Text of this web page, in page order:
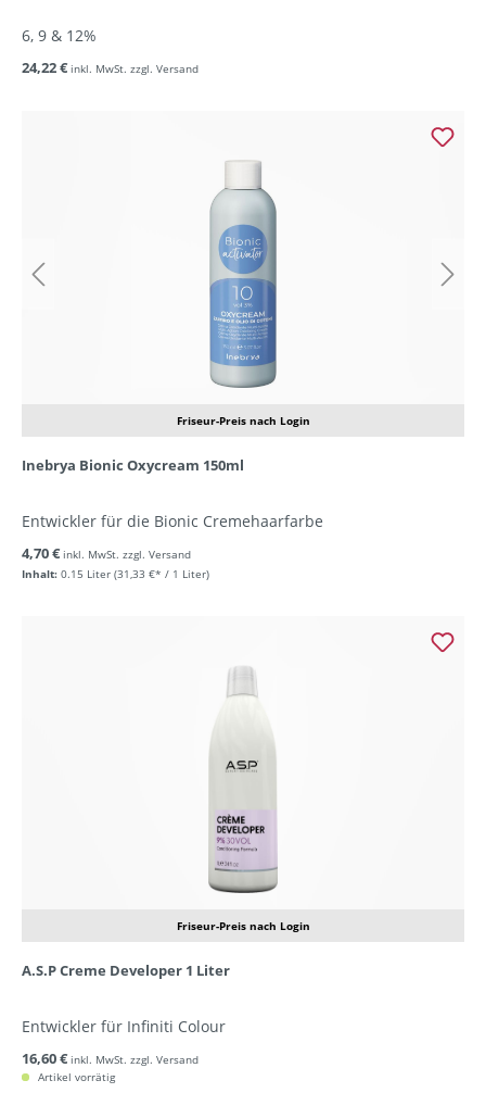
6, 9 & 12%
24,22 € inkl. MwSt. zzgl. Versand
Friseur-Preis nach Login
Inebrya Bionic Oxycream 150ml
Entwickler für die Bionic Cremehaarfarbe
Inhalt: 0.15 Liter (31,33 €* / 1 Liter)
4,70 € inkl. MwSt. zzgl. Versand
Friseur-Preis nach Login
A.S.P Creme Developer 1 Liter
Entwickler für Infiniti Colour
16,60 € inkl. MwSt. zzgl. Versand
Artikel vorrätig